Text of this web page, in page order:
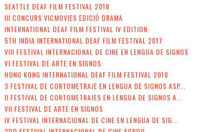
SEATTLE DEAF FILM FESTIVAL 2018
III CONCURS VICMOVIES EDICIÓ DRAMA
INTERNATIONAL DEAF FILM FESTIVAL IV EDITION
5TH INDIA INTERNATIONAL DEAF FILM FESTIVAL 2017
VIII FESTIVAL INTERNACIONAL DE CINE EN LENGUA DE SIGNOS
VI FESTIVAL DE ARTE EN SIGNOS
HONG KONG INTERNATIONAL DEAF FILM FESTIVAL 2018
3 FESTIVAL DE CORTOMETRAJE EN LENGUA DE SIGNOS ASP...
II FESTIVAL DE CORTOMETRAJES EN LENGUA DE SIGNOS A...
VII FESTIVAL DE ARTE EN SIGNOS
IX FESTIVAL INTERNACIONAL DE CINE EN LENGUA DE SIG...